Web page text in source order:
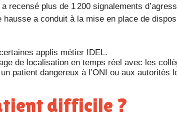
recensé plus de 1 200 signalements
a conduit à la mise en place de
applis métier IDEL.
de localisation en temps réel avec les
patient dangereux à l’ONI ou aux autorités
difficile ?